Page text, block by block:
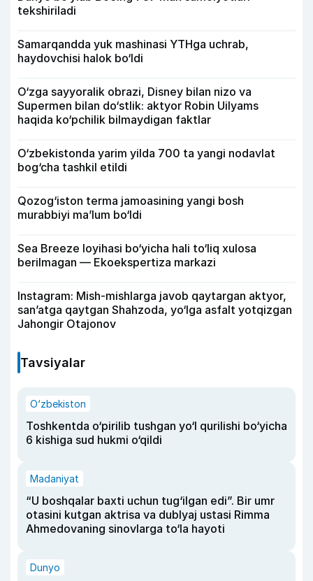
tekshiriladi
Samarqandda yuk mashinasi YTHga uchrab,
haydovchisi halok bo‘ldi
O‘zga sayyoralik obrazi, Disney bilan nizo va
Supermen bilan do‘stlik: aktyor Robin Uilyams
haqida ko‘pchilik bilmaydigan faktlar
O‘zbekistonda yarim yilda 700 ta yangi nodavlat
bog‘cha tashkil etildi
Qozog‘iston terma jamoasining yangi bosh
murabbiyi ma’lum bo‘ldi
Sea Breeze loyihasi bo‘yicha hali to‘liq xulosa
berilmagan — Ekoekspertiza markazi
Instagram: Mish-mishlarga javob qaytargan aktyor,
san’atga qaytgan Shahzoda, yo‘lga asfalt yotqizgan
Jahongir Otajonov
Tavsiyalar
O‘zbekiston
Toshkentda o‘pirilib tushgan yo‘l qurilishi bo‘yicha
6 kishiga sud hukmi o‘qildi
Madaniyat
“U boshqalar baxti uchun tug‘ilgan edi”. Bir umr
otasini kutgan aktrisa va dublyaj ustasi Rimma
Ahmedovaning sinovlarga to‘la hayoti
Dunyo